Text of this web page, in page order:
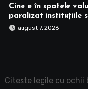
Cine e în spatele
paralizat instituțiile
august 7, 2026
Citește legile cu ochii